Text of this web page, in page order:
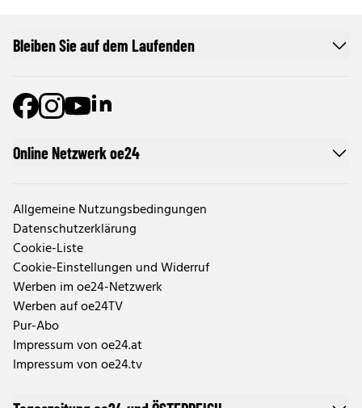
Online Netzwerk oe24
Allgemeine Nutzungsbedingungen
Datenschutzerklärung
Cookie-Liste
Cookie-Einstellungen und Widerruf
Werben im oe24-Netzwerk
Werben auf oe24TV
Pur-Abo
Impressum von oe24.at
Impressum von oe24.tv
Bleiben Sie auf dem Laufenden